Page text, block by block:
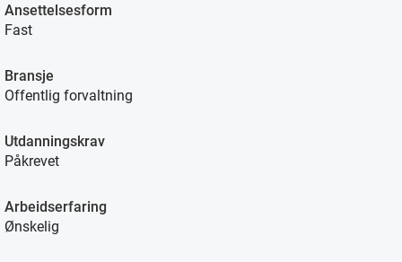
Ansettelsesform
Fast
Bransje
Offentlig forvaltning
Utdanningskrav
Påkrevet
Arbeidserfaring
Ønskelig